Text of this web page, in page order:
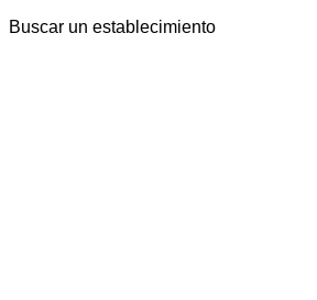
Buscar un establecimiento